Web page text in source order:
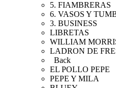
5. FIAMBRERAS
6. VASOS Y
3. BUSINESS
LIBRETAS
WILLIAM
LADRON DE
Back
EL POLLO PEPE
PEPE Y MILA